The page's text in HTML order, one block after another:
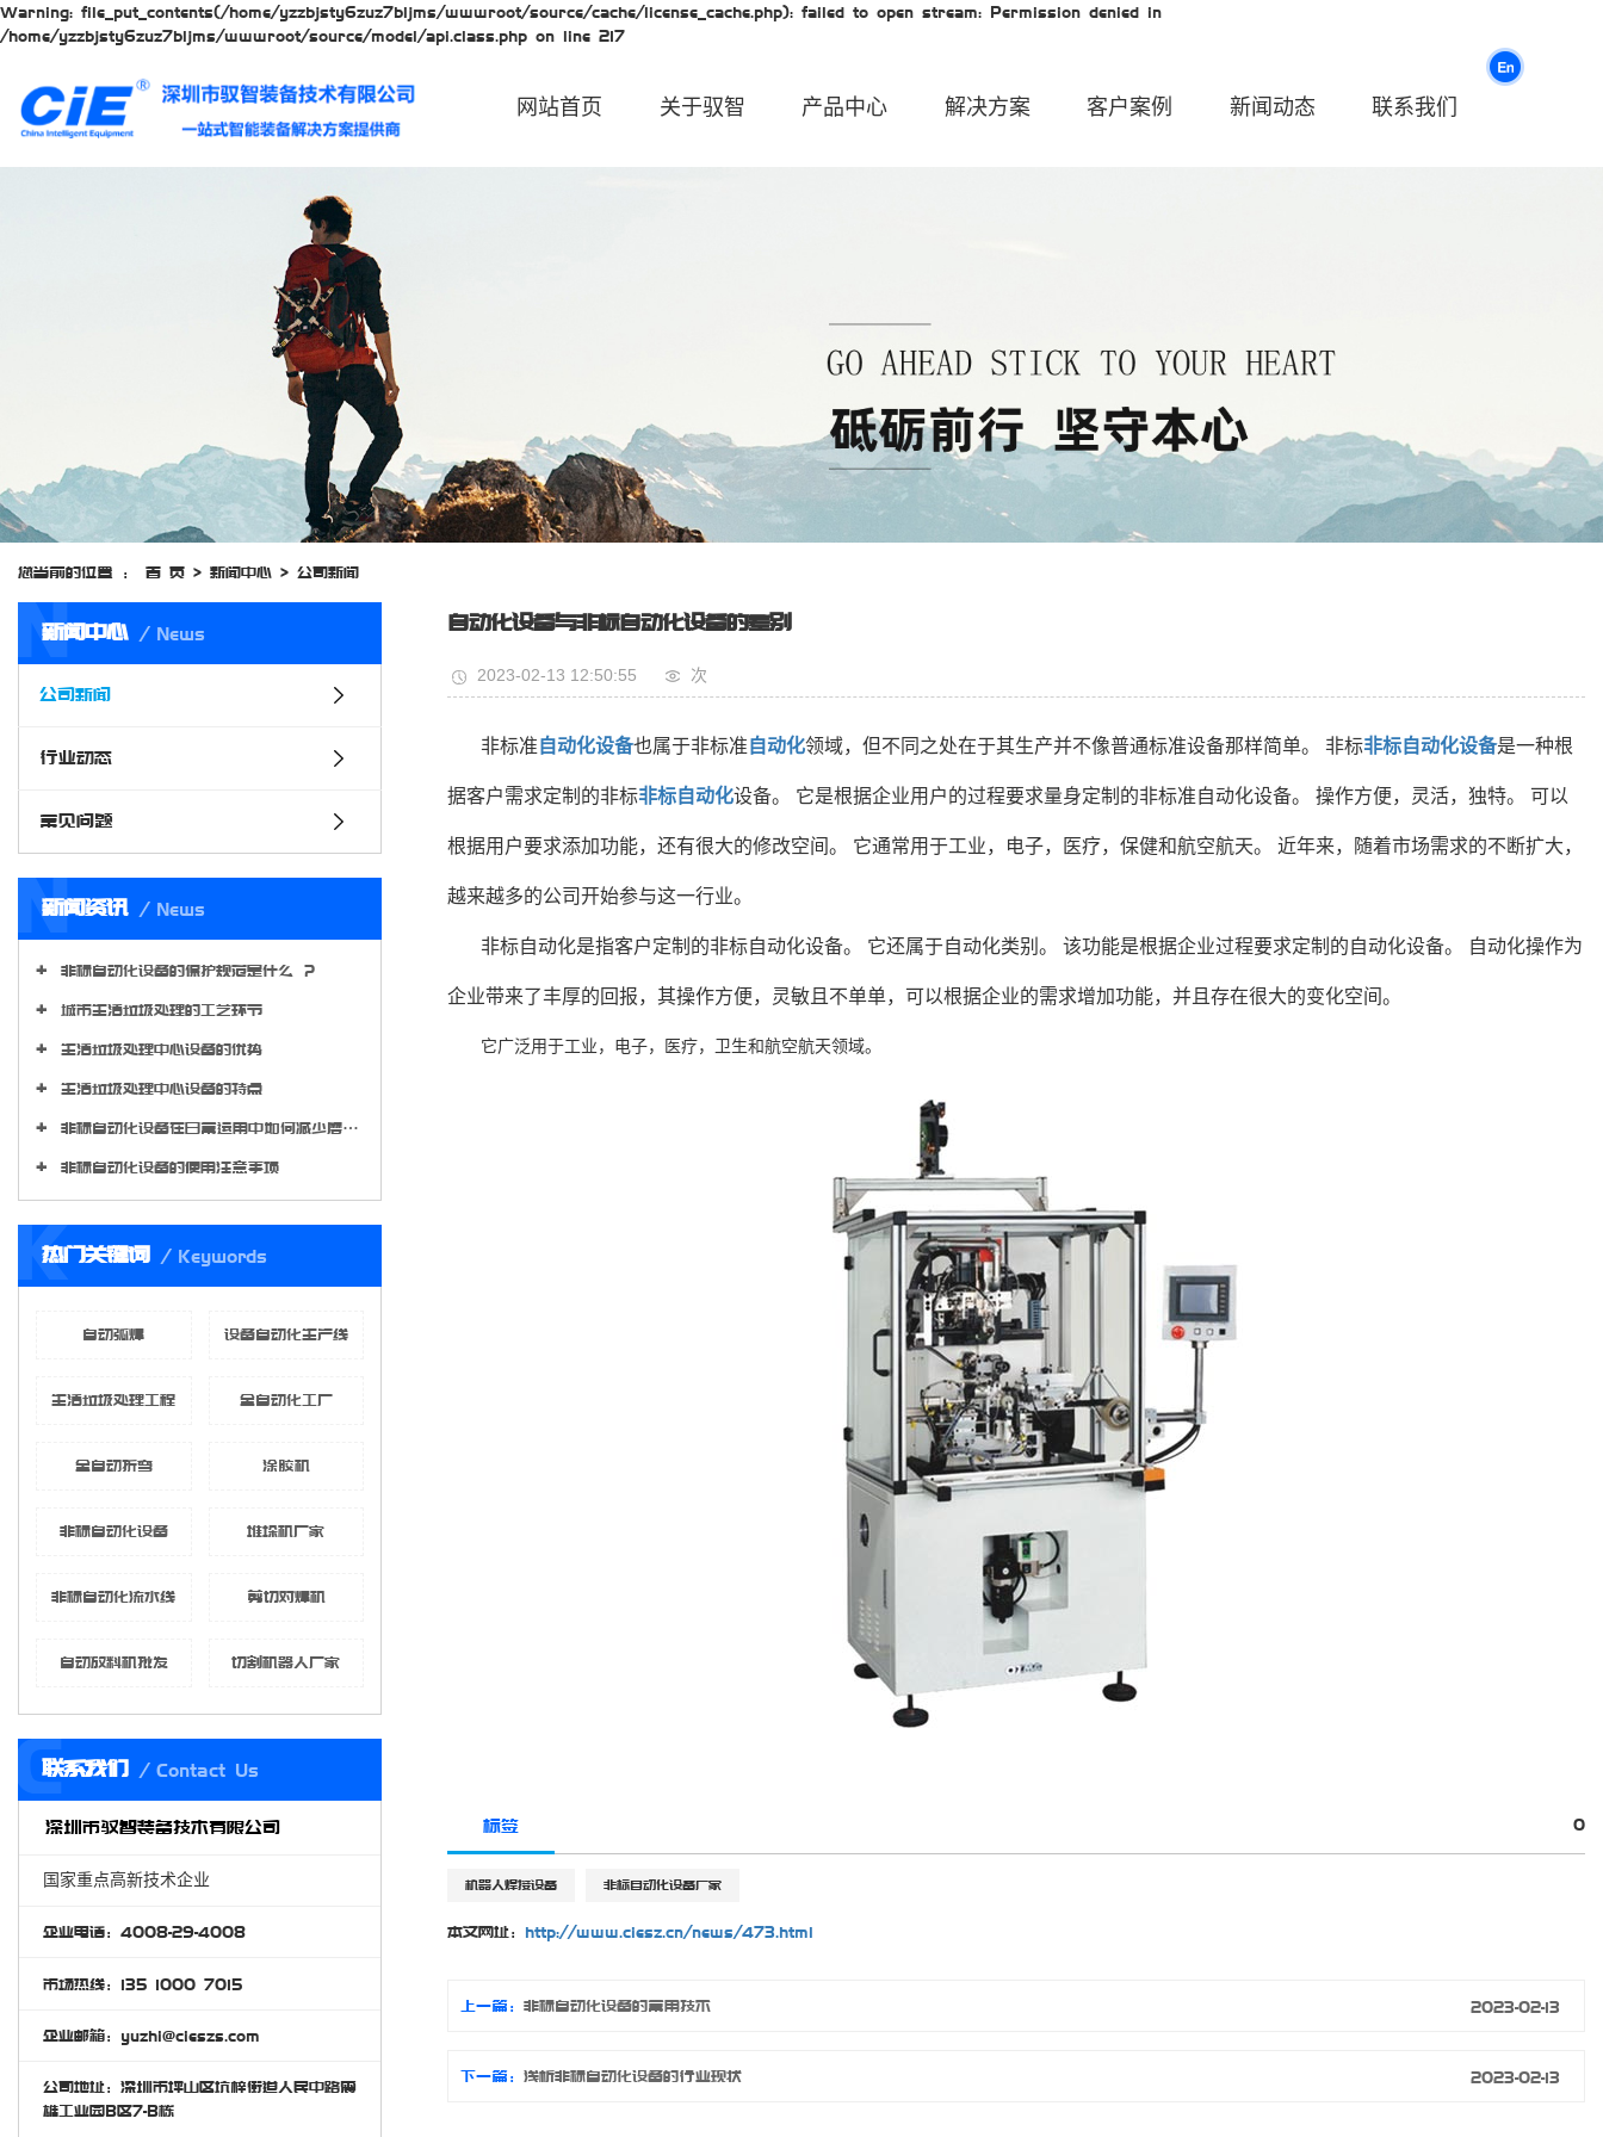
Warning: file_put_contents(/home/yzzbjsty6zuz7bljms/wwwroot/source/cache/license_cache.php): failed to open stream: Permission denied in
/home/yzzbjsty6zuz7bljms/wwwroot/source/model/api.class.php on line 217
网站首页 关于驭智 产品中心 解决方案 客户案例 新闻动态 联系我们
您当前的位置 ： 首 页 > 新闻中心 > 公司新闻
新闻中心 News
N
公司新闻
行业动态
常见问题
新闻资讯 News
N
非标自动化设备的保护规范是什么 ？
城市生活垃圾处理的工艺环节
生活垃圾处理中心设备的优势
生活垃圾处理中心设备的特点
非标自动化设备在日常运用中如何减少磨损程度?
非标自动化设备的使用注意事项
热门关键词 Keywords
K
自动弧焊 设备自动化生产线
生活垃圾处理工程 全自动化工厂
全自动折弯 涂胶机
非标自动化设备 堆垛机厂家
非标自动化流水线 剪切对焊机
自动放料机批发 切割机器人厂家
联系我们 Contact Us
C
深圳市驭智装备技术有限公司
国家重点高新技术企业
企业电话：4008-29-4008
市场热线：135 1000 7015
企业邮箱：yuzhi@cieszs.com
公司地址：深圳市坪山区坑梓街道人民中路震
雄工业园B区7-B栋
自动化设备与非标自动化设备的差别
2023-02-13 12:50:55 次
非标准 自动化设备也属于非标准 自动化领域，但不同之处在于其生产并不像普通标准设备那样简单。 非标非标自动化设备是一种根
据客户需求定制的非标非标自动化设备。 它是根据企业用户的过程要求量身定制的非标准自动化设备。 操作方便，灵活，独特。 可以
根据用户要求添加功能，还有很大的修改空间。 它通常用于工业，电子，医疗，保健和航空航天。 近年来，随着市场需求的不断扩大，
越来越多的公司开始参与这一行业。
非标自动化是指客户定制的非标自动化设备。 它还属于自动化类别。 该功能是根据企业过程要求定制的自动化设备。 自动化操作为
企业带来了丰厚的回报，其操作方便，灵敏且不单单，可以根据企业的需求增加功能，并且存在很大的变化空间。
它广泛用于工业，电子，医疗，卫生和航空航天领域。
标签 0
机器人焊接设备 非标自动化设备厂家
本文网址： http://www.ciesz.cn/news/473.html
上一篇： 非标自动化设备的常用技术 2023-02-13
下一篇： 浅析非标自动化设备的行业现状 2023-02-13